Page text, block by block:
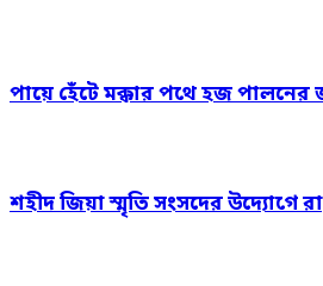
পায়ে হেঁটে মক্কার পথে হজ পালনের
শহীদ জিয়া স্মৃতি সংসদের উদ্যোগে